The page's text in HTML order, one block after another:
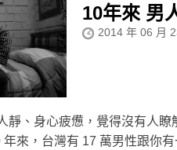
10年來 男
2014 年 06 月
靜、身心疲憊，覺得沒有人瞭
來，台灣有 17 萬男性跟你